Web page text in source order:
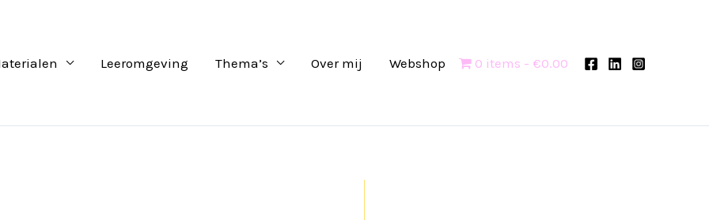
Leeromgeving Thema’s Over mij Webshop 0 items €0.00